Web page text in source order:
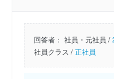
回答者： 社員・元社員 /
社員クラス / 正社員